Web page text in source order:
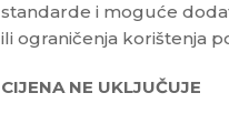
standarde i moguće
ili ograničenja korištenja
CIJENA NE UKLJUČUJE